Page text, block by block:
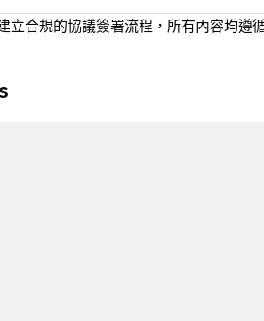
立合規的協議簽署流程，所有內容均遵